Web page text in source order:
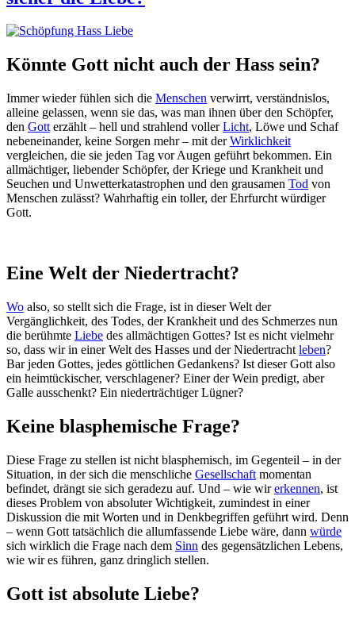
Könnte Gott nicht auch der Hass sein?
Immer wieder fühlen sich die Menschen verwirrt, verständnislos,
alleine gelassen, wenn sie das, was man ihnen über den Schöpfer,
den Gott erzählt – hell und strahlend vollerLicht, Löwe und Schaf
nebeneinander, keine Sorgen mehr – mit derWirklichkeit
vergleichen, die sie jeden Tag vor Augen geführt bekommen. Ein
allmächtiger, liebender Schöpfer, der Kriege und Krankheit und
Seuchen und Unwetterkatastrophen und den grausamen Tod von
Menschen zulässt? Wahrhaftig ein toller, der Ehrfurcht würdiger
Gott.
Eine Welt der Niedertracht?
Wo also, so stellt sich die Frage, ist in dieser Welt der
Vergänglichkeit, des Todes, der Krankheit und des Schmerzes nun
die berühmte Liebe des allmächtigen Gottes? Ist es nicht vielmehr
so, dass wir in einer Welt des Hasses und der Niedertracht leben?
Bar jeden Gottes, jedes göttlichen Gedankens? Ist dieser Gott also
ein heimtückischer, verschlagener? Einer der Wein predigt, aber
Galle ausschenkt? Ein niederträchtiger Lügner?
Keine blasphemische Frage?
Diese Frage zu stellen ist nicht blasphemisch, im Gegenteil – in der
Situation, in der sich die menschliche Gesellschaft momentan
befindet, drängt sie sich geradezu auf. Und – wie wirerkennen, ist
dieses Problem von absoluter Wichtigkeit, zumindest in einer
Diskussion die mit Worten und in Denkbegriffen geführt wird. Denn
– wenn Gott tatsächlich die allumfassende Liebe wäre, dann würde
sich wirklich die Frage nach dem Sinn des gegensätzlichen Lebens,
wie wir es führen, ganz dringlich stellen.
Gott ist absolute Liebe?